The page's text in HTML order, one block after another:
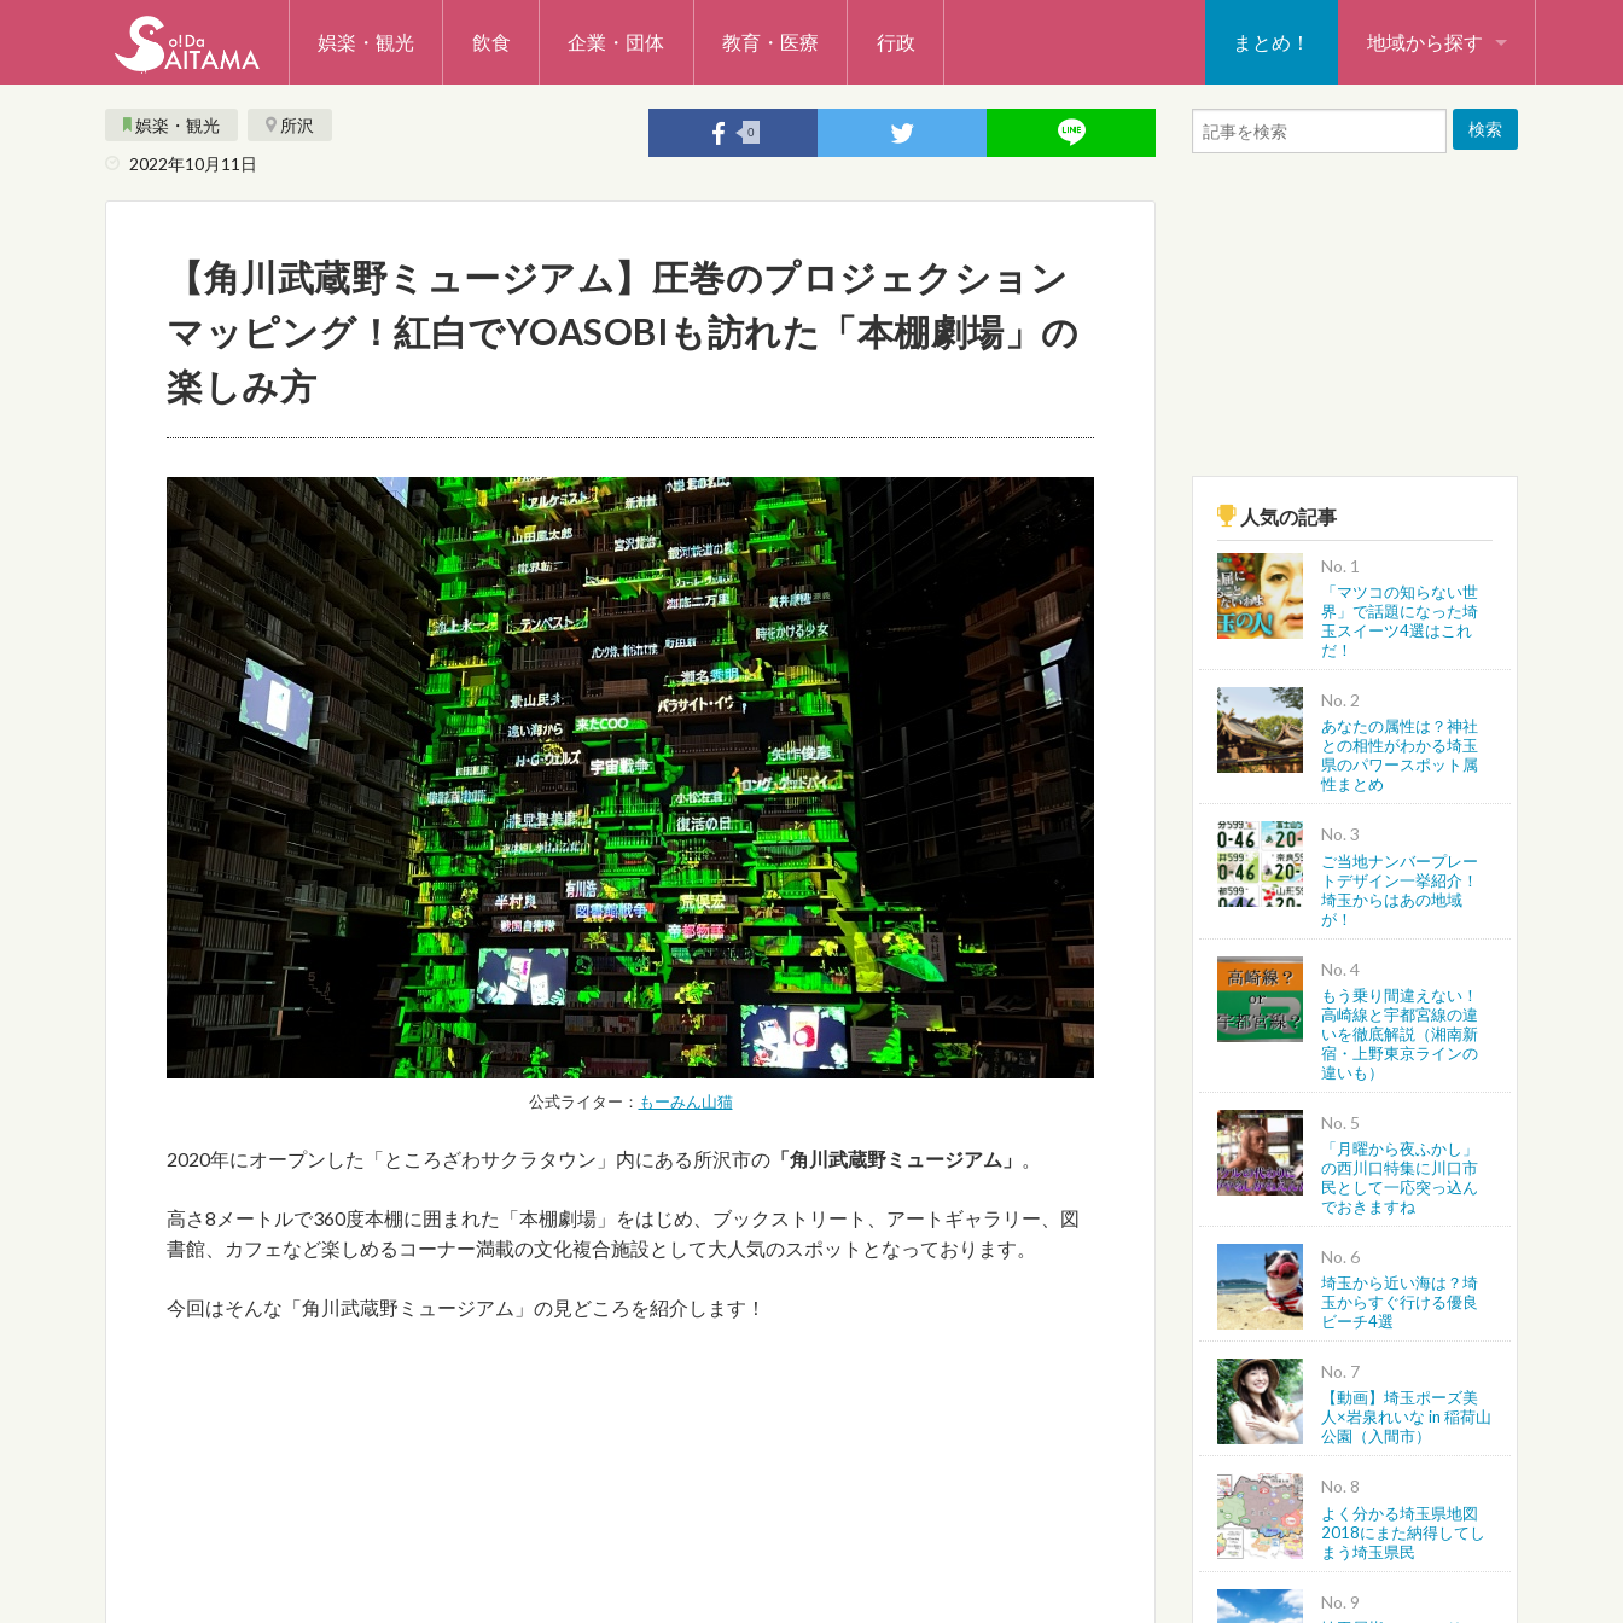
娯楽・観光 飲食 企業・団体 教育・医療 行政 まとめ！ 地域から探す
秩父・飯能・秩父郡
新座・朝霞・戸田・和光
蕨・草加・八潮・三郷
越谷・春日部・吉川・北葛飾
上尾・桶川・北本・鴻巣・
蓮田・白岡・久喜・幸手・南
娯楽・観光
所沢
2022年10月11日
0
【角川武蔵野ミュージアム】圧巻のプロジェクション
マッピング！紅白でYOASOBIも訪れた「本棚劇場」の
楽しみ方
公式ライター： もーみん山猫
2020年にオープンした「ところざわサクラタウン」内にある所沢市の 「角川武蔵野ミュージアム」 。
高さ8メートルで360度本棚に囲まれた「本棚劇場」をはじめ、ブックストリート、アートギャラリー、図
書館、カフェなど楽しめるコーナー満載の文化複合施設として大人気のスポットとなっております。
今回はそんな「角川武蔵野ミュージアム」の見どころを紹介します！
人気の記事
No.
「マツコの知らない世
界」で話題になった埼
玉スイーツ4選はこれ
だ！
No.
あなたの属性は？神社
との相性がわかる埼玉
県のパワースポット属
性まとめ
No.
ご当地ナンバープレー
トデザイン一挙紹介！
埼玉からはあの地域
が！
No.
もう乗り間違えない！
高崎線と宇都宮線の違
いを徹底解説（湘南新
宿・上野東京ラインの
違いも）
No.
「月曜から夜ふかし」
の西川口特集に川口市
民として一応突っ込ん
でおきますね
No.
埼玉から近い海は？埼
玉からすぐ行ける優良
ビーチ4選
No.
【動画】埼玉ポーズ美
人×岩泉れいな in 稲荷山
公園（入間市）
No.
よく分かる埼玉県地図
2018にまた納得してし
まう埼玉県民
No.